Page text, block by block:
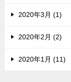
2020年3月 (1)
2020年2月 (2)
2020年1月 (11)